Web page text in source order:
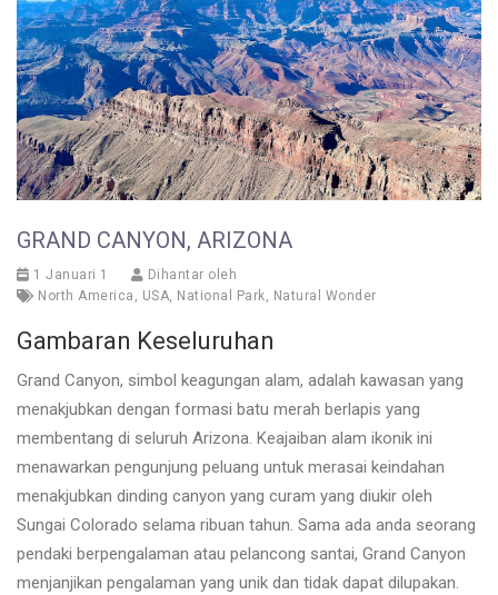
GRAND CANYON, ARIZONA
1 Januari 1
Dihantar oleh
North America , USA, National Park, Natural Wonder
Gambaran Keseluruhan
Grand Canyon, simbol keagungan alam, adalah kawasan yang
menakjubkan dengan formasi batu merah berlapis yang
membentang di seluruh Arizona. Keajaiban alam ikonik ini
menawarkan pengunjung peluang untuk merasai keindahan
menakjubkan dinding canyon yang curam yang diukir oleh
Sungai Colorado selama ribuan tahun. Sama ada anda seorang
pendaki berpengalaman atau pelancong santai, Grand Canyon
menjanjikan pengalaman yang unik dan tidak dapat dilupakan.